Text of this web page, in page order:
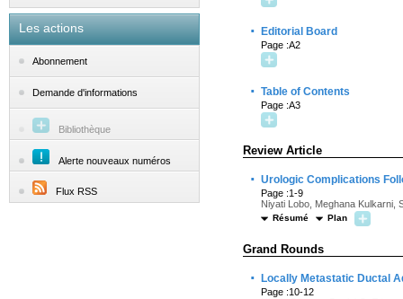
Les actions
Abonnement
Demande d'informations
Bibliothèque
Alerte nouveaux numéros
Flux RSS
· Editorial Board
Page :A2
· Table of Contents
Page :A3
Review Article
· Urologic Complications
Page :1-9
Niyati Lobo, Meghana Kulkarni,
Résumé Plan
Grand Rounds
· Locally Metastatic Ductal
Page :10-12